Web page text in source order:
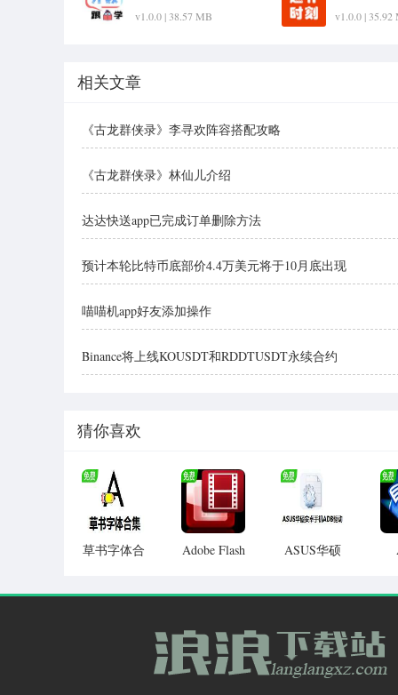
v1.0.0 | 38.57 MB v1.0.0 | 35.92
相关文章
《古龙群侠录》李寻欢阵容搭配攻略
《古龙群侠录》林仙儿介绍
达达快送app已完成订单删除方法
预计本轮比特币底部价4.4万美元将于10月底出现
喵喵机app好友添加操作
Binance将上线KOUSDT和RDDTUSDT永续合约
猜你喜欢
草书字体合
Adobe Flash
ASUS华硕